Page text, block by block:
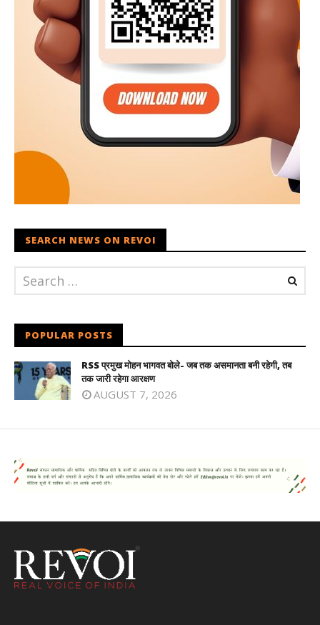
SEARCH NEWS ON REVOI
POPULAR POSTS
RSS प्रमुख मोहन भागवत बोले- जब तक असमानता बनी रहेगी, तब
तक जारी रहेगा आरक्षण
AUGUST 7, 2026